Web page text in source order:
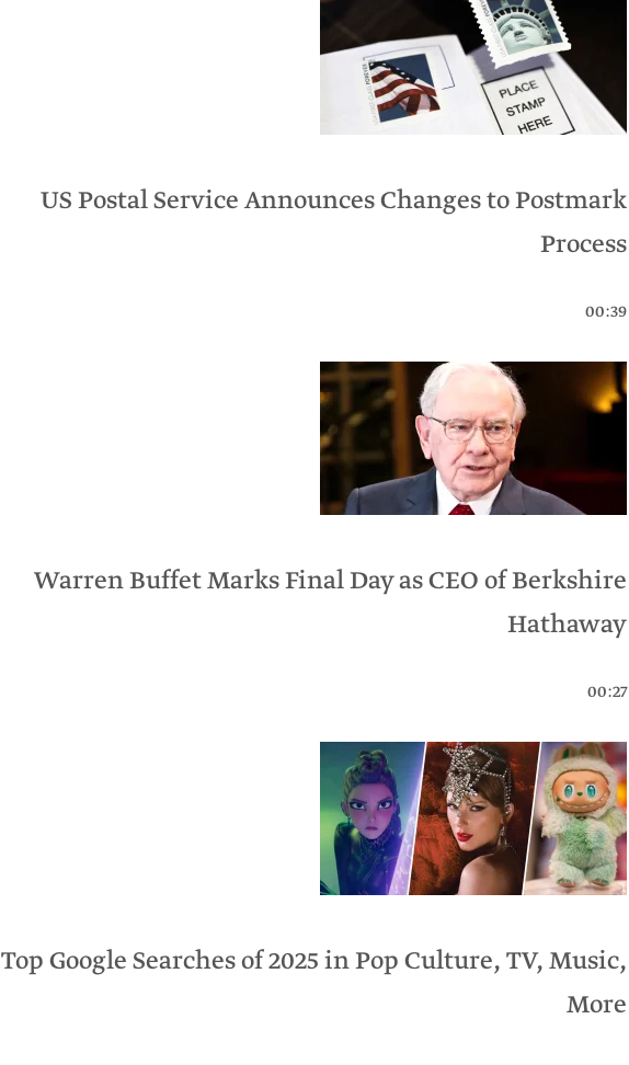
US Postal Service Announces Changes to Postmark
Process
00:39
Warren Buffet Marks Final Day as CEO of Berkshire
Hathaway
00:27
Top Google Searches of 2025 in Pop Culture, TV, Music,
More